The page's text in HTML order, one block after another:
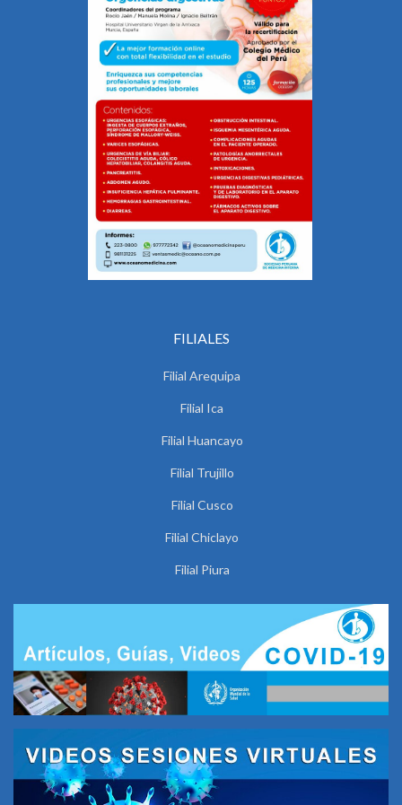
FILIALES
Filial Arequipa
Filial Ica
Filial Huancayo
Filial Trujillo
Filial Cusco
Filial Chiclayo
Filial Piura